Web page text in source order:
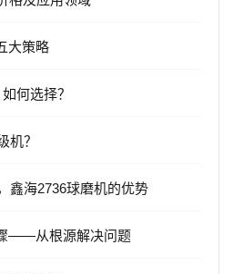
大策略
何选择？
机？
鑫海2736球磨机的优势
——从根源解决问题